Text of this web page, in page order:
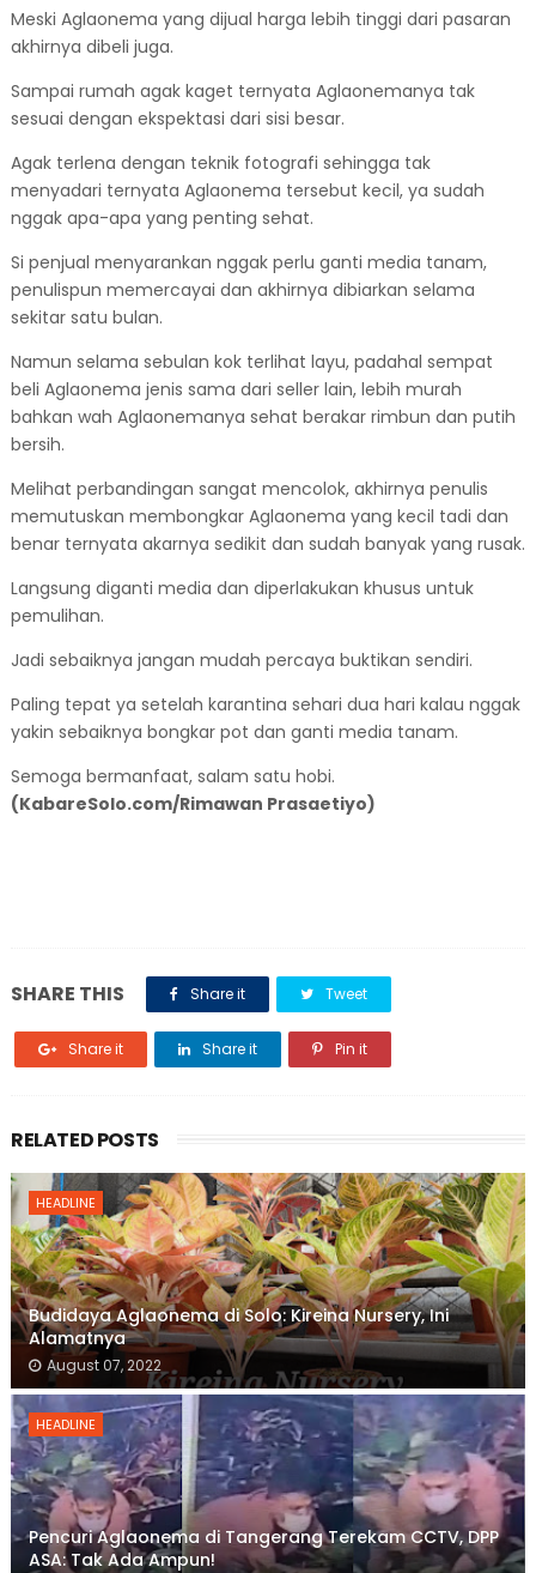
Meski Aglaonema yang dijual harga lebih tinggi dari pasaran
akhirnya dibeli juga.
Sampai rumah agak kaget ternyata Aglaonemanya tak
sesuai dengan ekspektasi dari sisi besar.
Agak terlena dengan teknik fotografi sehingga tak
menyadari ternyata Aglaonema tersebut kecil, ya sudah
nggak apa-apa yang penting sehat.
Si penjual menyarankan nggak perlu ganti media tanam,
penulispun memercayai dan akhirnya dibiarkan selama
sekitar satu bulan.
Namun selama sebulan kok terlihat layu, padahal sempat
beli Aglaonema jenis sama dari seller lain, lebih murah
bahkan wah Aglaonemanya sehat berakar rimbun dan putih
bersih.
Melihat perbandingan sangat mencolok, akhirnya penulis
memutuskan membongkar Aglaonema yang kecil tadi dan
benar ternyata akarnya sedikit dan sudah banyak yang rusak.
Langsung diganti media dan diperlakukan khusus untuk
pemulihan.
Jadi sebaiknya jangan mudah percaya buktikan sendiri.
Paling tepat ya setelah karantina sehari dua hari kalau nggak
yakin sebaiknya bongkar pot dan ganti media tanam.
Semoga bermanfaat, salam satu hobi.
(KabareSolo.com/Rimawan Prasaetiyo)
SHARE THIS Share it Tweet
Share it Share it Pin it
RELATED POSTS
HEADLINE
Budidaya Aglaonema di Solo: Kireina Nursery, Ini
Alamatnya
August 07, 2022
HEADLINE
Pencuri Aglaonema di Tangerang Terekam CCTV, DPP
ASA: Tak Ada Ampun!